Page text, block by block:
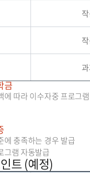
금
따라 이수자중 프로그
충족하는 경우 발급
램 자동발급
트 (예정)